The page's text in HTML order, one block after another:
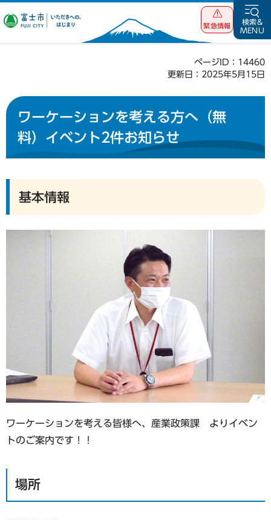
富士市 いただ
緊急情報
検索&
MENU
ページID：14460
更新日：2025年5月15日
ワーケーションを考える方へ（無
料）イベント2件お知らせ
基本情報
ワーケーションを考える皆様へ、産業政策課 よりイベン
トのご案内です！！
場所